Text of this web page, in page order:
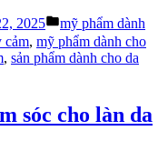
2025
Posted
in
mỹ phẩm dành
cảm, mỹ phẩm dành cho
, sản phẩm dành cho da
sóc cho làn da